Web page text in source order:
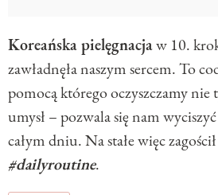
Koreańska pielęgnacjaw 10.
zawładnęła naszym sercem. To
pomocą którego oczyszczamy nie
umysł – pozwala się nam
całym dniu. Na stałe więc
#dailyroutine.